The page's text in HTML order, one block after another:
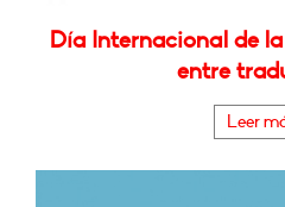
Día Internacional de
entre
Leer